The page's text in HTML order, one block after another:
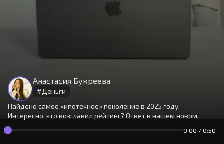
Анастасия Букреева
#Деньги
Найдено самое «ипотечное» поколение в 2025 году.
Интересно, кто возглавил рейтинг? Ответ в нашем новом
видео.
0:00 / 0:50
Продолжая использовать сайт,
вы принимаетеусловия